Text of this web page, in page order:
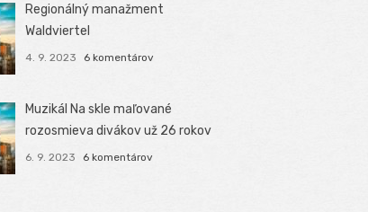
Regionálný manažment
Waldviertel
4. 9. 2023 6 komentárov
Muzikál Na skle maľované
rozosmieva divákov už 26 rokov
6. 9. 2023 6 komentárov